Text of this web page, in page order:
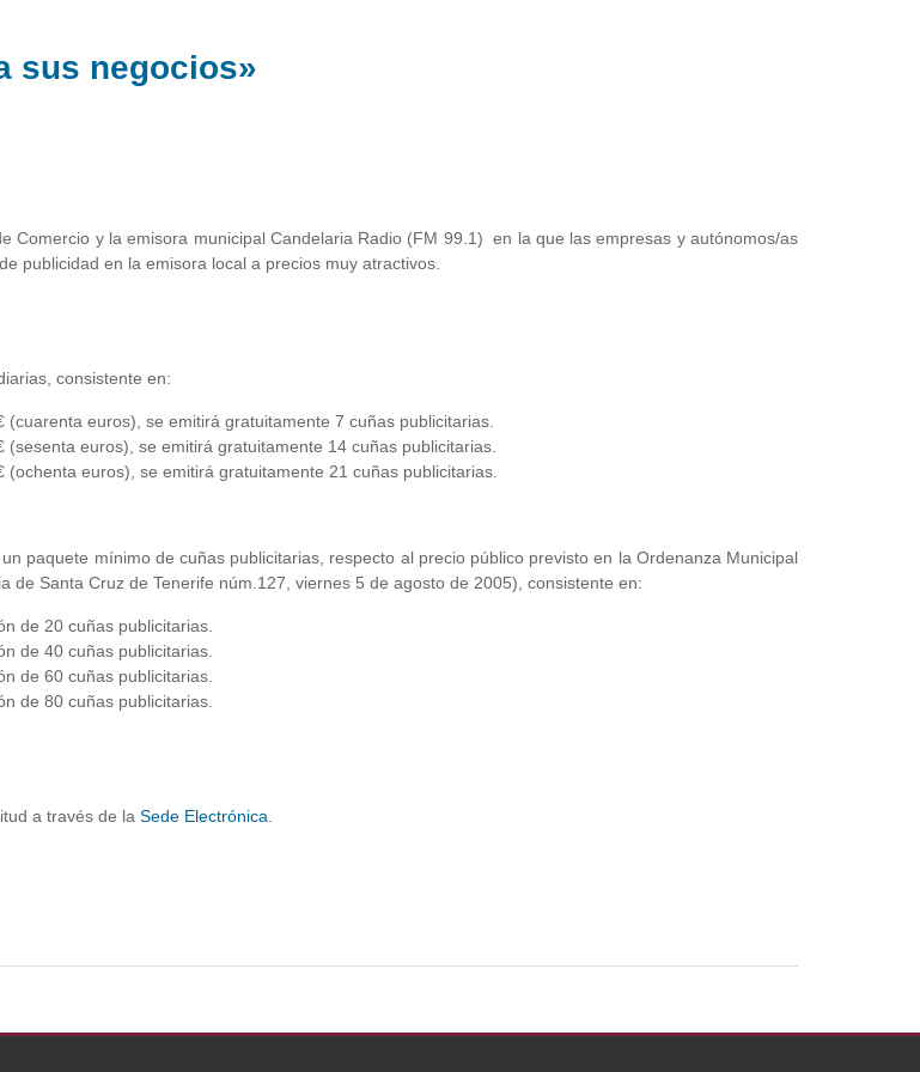
sus negocios»
Comercio y la emisora municipal Candelaria Radio (FM 99.1) en la que las empresas y autónomos/as
publicidad en la emisora local a precios muy atractivos.
consistente en:
euros), se emitirá gratuitamente 7 cuñas publicitarias.
euros), se emitirá gratuitamente 14 cuñas publicitarias.
euros), se emitirá gratuitamente 21 cuñas publicitarias.
paquete mínimo de cuñas publicitarias, respecto al precio público previsto en la Ordenanza Municipal
Santa Cruz de Tenerife núm.127, viernes 5 de agosto de 2005), consistente en:
de 20 cuñas publicitarias.
de 40 cuñas publicitarias.
de 60 cuñas publicitarias.
de 80 cuñas publicitarias.
a través de la Sede Electrónica.